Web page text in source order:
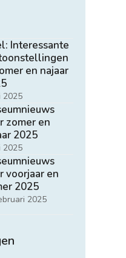
Interessante
en najaar
2025
zomer en
2025
2025
voorjaar en
2025
2025